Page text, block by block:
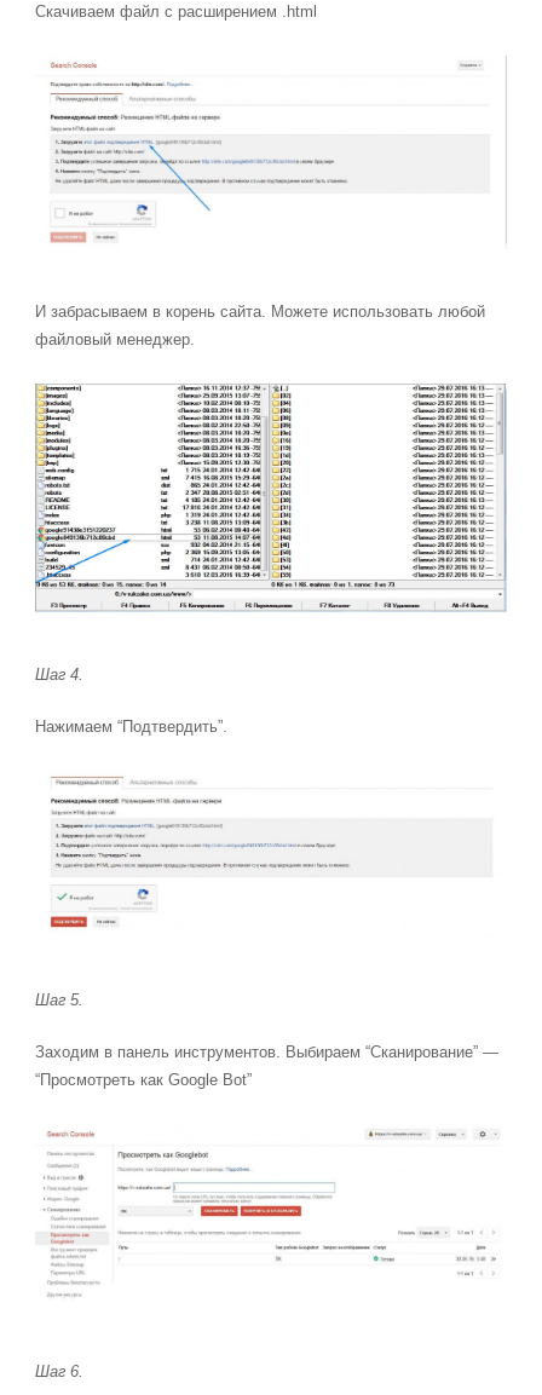
Скачиваем файл с расширением .html
И забрасываем в корень сайта. Можете использовать любой
файловый менеджер.
Шаг 4.
Нажимаем “Подтвердить”.
Шаг 5.
Заходим в панель инструментов. Выбираем “Сканирование” —
“Просмотреть как Google Bot”
Шаг 6.